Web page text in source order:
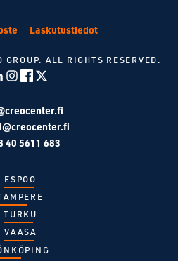
Laskutustiedot
ALL RIGHTS RESERVED.
LinkedIn
Instagram
Facebook
40 5611 683
ESPOO
TURKU
VAASA